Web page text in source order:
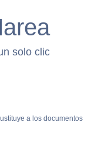
solo clic
a los documentos